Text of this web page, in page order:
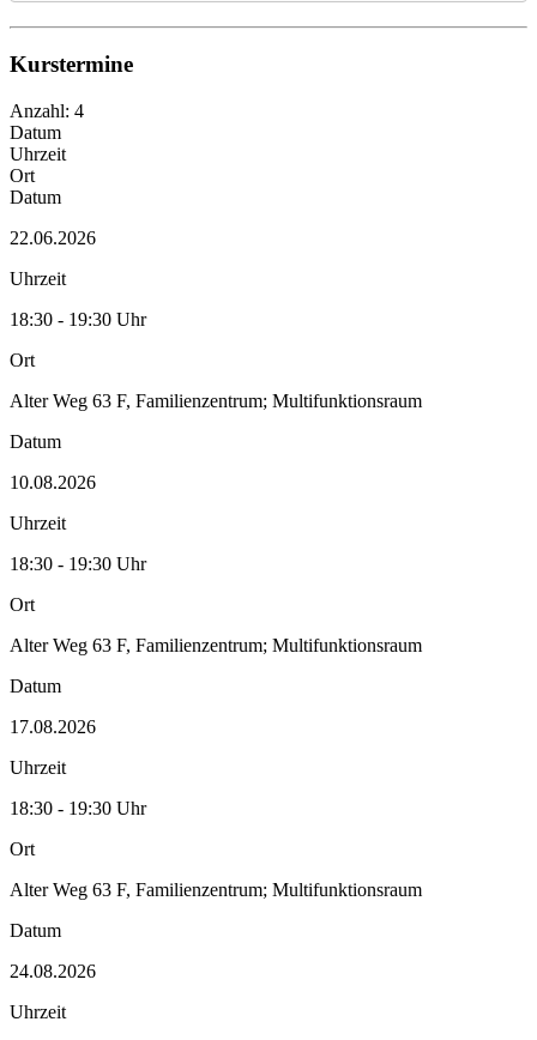
Kurstermine
Anzahl: 4
Datum
Uhrzeit
Ort
Datum
22.06.2026
Uhrzeit
18:30 - 19:30 Uhr
Ort
Alter Weg 63 F, Familienzentrum; Multifunktionsraum
Datum
10.08.2026
Uhrzeit
18:30 - 19:30 Uhr
Ort
Alter Weg 63 F, Familienzentrum; Multifunktionsraum
Datum
17.08.2026
Uhrzeit
18:30 - 19:30 Uhr
Ort
Alter Weg 63 F, Familienzentrum; Multifunktionsraum
Datum
24.08.2026
Uhrzeit